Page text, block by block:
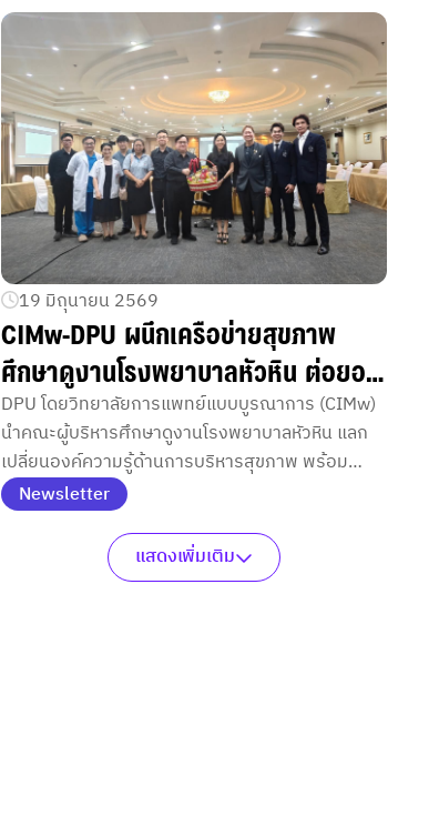
19 มิถุนายน 2569
CIMw-DPU ผนึกเครือข่ายสุขภาพ
ศึกษาดูงานโรงพยาบาลหัวหิน ต่อยอด
กำลังคน Health Science อนาคต
DPU โดยวิทยาลัยการแพทย์แบบบูรณาการ (CIMw)
นำคณะผู้บริหารศึกษาดูงานโรงพยาบาลหัวหิน แลก
เปลี่ยนองค์ความรู้ด้านการบริหารสุขภาพ พร้อม
ขยายเครือข่ายความร่วมมือเพื่อพัฒนาระบบ
สาธารณสุขไทยในอนาคต
Newsletter
แสดงเพิ่มเติม